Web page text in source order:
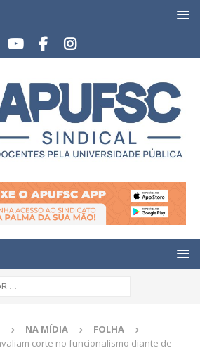
NA MÍDIA
FOLHA
corte no funcionalismo diante de